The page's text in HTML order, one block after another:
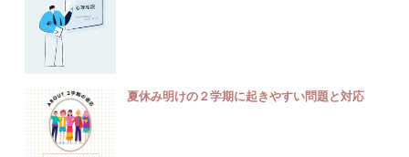
夏休み明けの２学期に起きやすい問題と対応